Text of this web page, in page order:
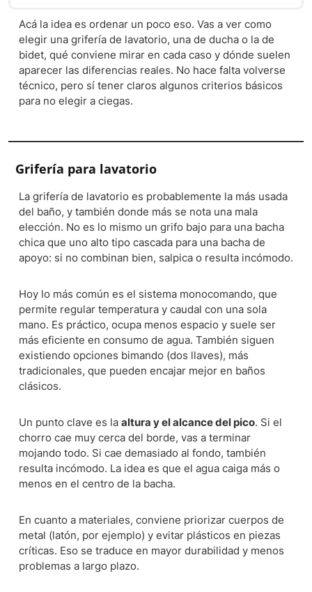
Acá la idea es ordenar un poco eso. Vas a ver como
elegir una grifería de lavatorio, una de ducha o la de
bidet, qué conviene mirar en cada caso y dónde suelen
aparecer las diferencias reales. No hace falta volverse
técnico, pero sí tener claros algunos criterios básicos
para no elegir a ciegas.
Grifería para lavatorio
La grifería de lavatorio es probablemente la más usada
del baño, y también donde más se nota una mala
elección. No es lo mismo un grifo bajo para una bacha
chica que uno alto tipo cascada para una bacha de
apoyo: si no combinan bien, salpica o resulta incómodo.
Hoy lo más común es el sistema monocomando, que
permite regular temperatura y caudal con una sola
mano. Es práctico, ocupa menos espacio y suele ser
más eficiente en consumo de agua. También siguen
existiendo opciones bimando (dos llaves), más
tradicionales, que pueden encajar mejor en baños
clásicos.
Un punto clave es la altura y el alcance del pico. Si el
chorro cae muy cerca del borde, vas a terminar
mojando todo. Si cae demasiado al fondo, también
resulta incómodo. La idea es que el agua caiga más o
menos en el centro de la bacha.
En cuanto a materiales, conviene priorizar cuerpos de
metal (latón, por ejemplo) y evitar plásticos en piezas
críticas. Eso se traduce en mayor durabilidad y menos
problemas a largo plazo.